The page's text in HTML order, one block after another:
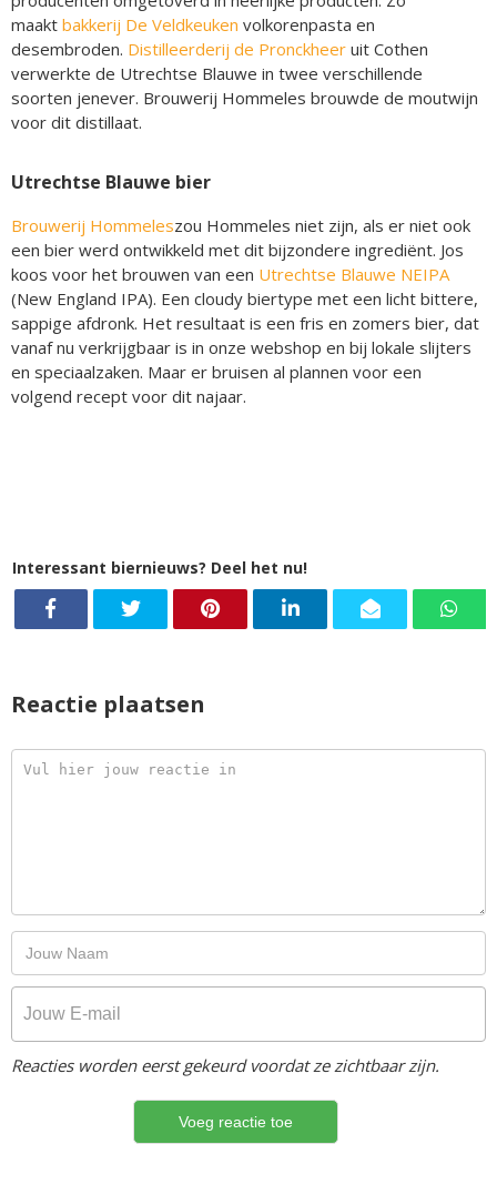
maakt bakkerij De Veldkeuken volkorenpasta en
desembroden. Distilleerderij de Pronckheer uit Cothen
verwerkte de Utrechtse Blauwe in twee verschillende
soorten jenever. Brouwerij Hommeles brouwde de moutwijn
voor dit distillaat.
Utrechtse Blauwe bier
Brouwerij Hommeleszou Hommeles niet zijn, als er niet ook
een bier werd ontwikkeld met dit bijzondere ingrediënt. Jos
koos voor het brouwen van een Utrechtse Blauwe NEIPA
(New England IPA). Een cloudy biertype met een licht bittere,
sappige afdronk. Het resultaat is een fris en zomers bier, dat
vanaf nu verkrijgbaar is in onze webshop en bij lokale slijters
en speciaalzaken. Maar er bruisen al plannen voor een
volgend recept voor dit najaar.
Interessant biernieuws? Deel het nu!
Reactie plaatsen
Reacties worden eerst gekeurd voordat ze zichtbaar zijn.